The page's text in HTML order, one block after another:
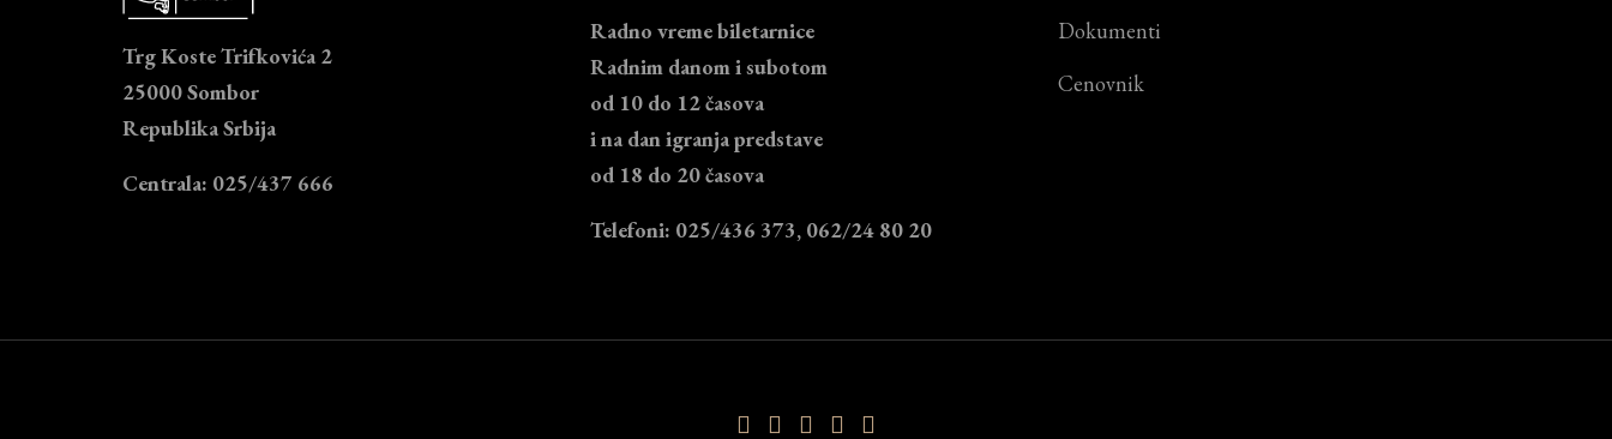
Trg Koste Trifkovića 2
25000 Sombor
Republika Srbija
Centrala: 025/437 666
Radno vreme biletarnice
Radnim danom i subotom
od 10 do 12 časova
i na dan igranja predstave
od 18 do 20 časova
Telefoni: 025/436 373, 062/24 80 20
Dokumenti
Cenovnik